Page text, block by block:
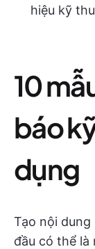
hiệu kỹ
10
báo
dụng
Tạo nội
đầu có thể